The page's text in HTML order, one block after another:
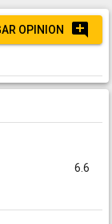
OPINION
6.6